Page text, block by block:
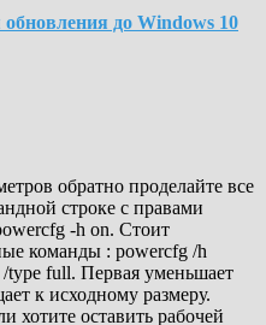
до Windows 10
обратно проделайте все
строке с правами
-h on. Стоит
команды : powercfg /h
type full. Первая уменьшает
к исходному размеру.
хотите оставить рабочей